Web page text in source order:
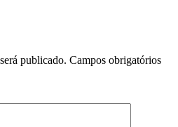
publicado. Campos obrigatórios